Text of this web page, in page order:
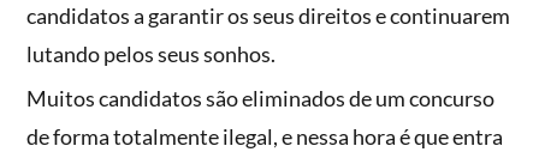
candidatos a garantir os seus direitos e continuarem
lutando pelos seus sonhos.
Muitos candidatos são eliminados de um concurso
de forma totalmente ilegal, e nessa hora é que entra